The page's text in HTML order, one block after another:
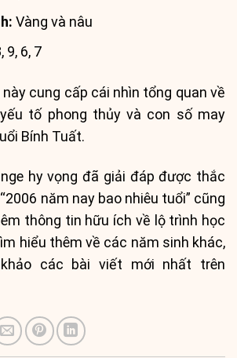
Vàng và nâu
9, 6, 7
cung cấp cái nhìn tổng quan về
tố phong thủy và con số may
Bính Tuất.
hy vọng đã giải đáp được thắc
năm nay bao nhiêu tuổi” cũng
thông tin hữu ích về lộ trình học
hiểu thêm về các năm sinh khác,
các bài viết mới nhất trên